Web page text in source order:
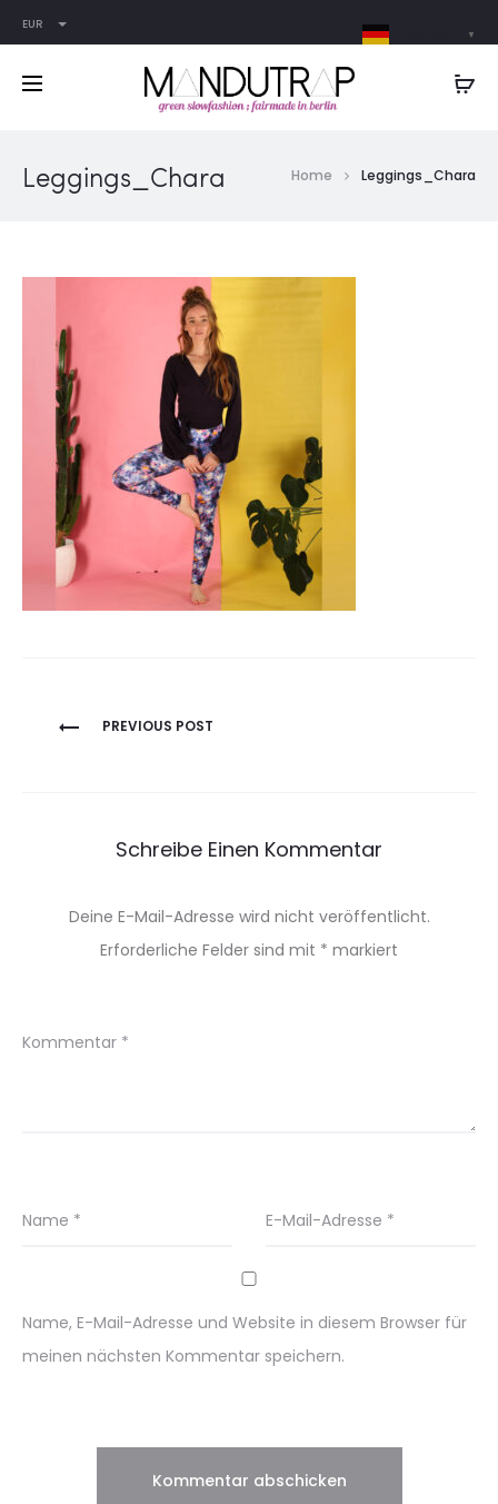
EUR
Leggings_Chara Home Leggings_Chara
Beitragsnavigation
PREVIOUS POST
Schreibe Einen Kommentar
Deine E-Mail-Adresse wird nicht veröffentlicht.
Erforderliche Felder sind mit * markiert
Kommentar *
Name * E-Mail-Adresse *
Name, E-Mail-Adresse und Website in diesem Browser für
meinen nächsten Kommentar speichern.
▼